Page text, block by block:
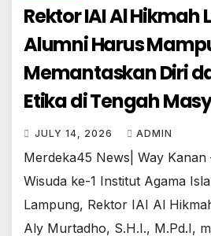
Rektor IAI Al Hikmah
Alumni Harus
Memantaskan Diri
Etika di Tengah
JULY 14, 2026 ADMIN
Merdeka45 News| Way Kanan
Wisuda ke-1 Institut Agama
Lampung, Rektor IAI Al
Aly Murtadho, S.H.I., M.Pd.I,